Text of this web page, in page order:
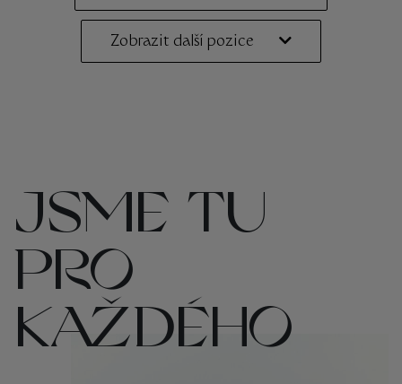
Zobrazit další pozice
JSME TU
PRO
KAŽDÉHO